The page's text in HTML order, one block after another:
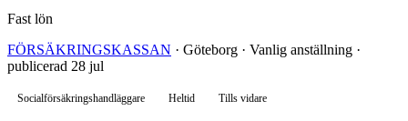
Fast lön
FÖRSÄKRINGSKASSAN · Göteborg · Vanlig anställning ·
publicerad 28 jul
Socialförsäkringshandläggare Heltid Tills vidare